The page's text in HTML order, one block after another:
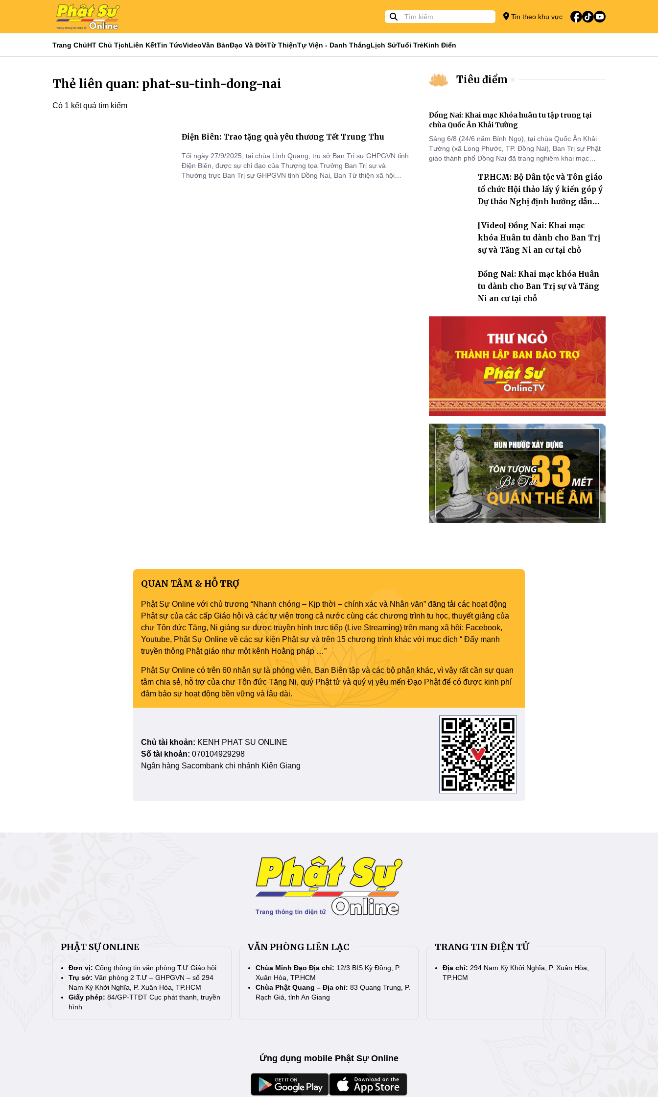
Tin theo khu vực
Trang ChủHT Chủ TịchLiên KếtTin TứcVideoVăn BảnĐạo Và ĐờiTừ ThiệnTự Viện - Danh ThắngLịch SửTuổi TrẻKinh Điển
Thẻ liên quan: phat-su-tinh-dong-nai
Có 1 kết quả tìm kiếm
Điện Biên: Trao tặng quà yêu thương Tết Trung Thu
Tối ngày 27/9/2025, tại chùa Linh Quang, trụ sở Ban Trị sự GHPGVN tỉnh
Điện Biên, được sự chỉ đạo của Thượng tọa Trưởng Ban Trị sự và
Thường trực Ban Trị sự GHPGVN tỉnh Đồng Nai, Ban Từ thiện xã hội
Tiêu điểm
Đồng Nai: Khai mạc Khóa huân tu tập trung tại
chùa Quốc Ân Khải Tường
Sáng 6/8 (24/6 năm Bính Ngọ), tại chùa Quốc Ân Khải
Tường (xã Long Phước, TP. Đồng Nai), Ban Trị sự Phật
giáo thành phố Đồng Nai đã trang nghiêm khai mạc
2570 dành cho chư Tăng hành giả an cư tại chỗ khu vực
VII, VIII và trường hạ chùa Quốc Ân Khải Tường.
TP.HCM: Bộ Dân tộc và Tôn giáo
tổ chức Hội thảo lấy ý kiến góp ý
Dự thảo Nghị định hướng dẫn
giáo
[Video] Đồng Nai: Khai mạc
khóa Huân tu dành cho Ban Trị
sự và Tăng Ni an cư tại chỗ
Đồng Nai: Khai mạc khóa Huân
tu dành cho Ban Trị sự và Tăng
Ni an cư tại chỗ
QUAN TÂM & HỖ TRỢ
Phật Sự Online với chủ trương “Nhanh chóng – Kịp thời – chính xác và Nhân văn” đăng tải các hoạt động
Phật sự của các cấp Giáo hội và các tự viện trong cả nước cùng các chương trình tu học, thuyết giảng của
chư Tôn đức Tăng, Ni giảng sư được truyền hình trực tiếp (Live Streaming) trên mạng xã hội: Facebook,
Youtube, Phật Sự Online về các sự kiện Phật sự và trên 15 chương trình khác với mục đích “ Đẩy mạnh
truyền thông Phật giáo như một kênh Hoằng pháp …”
Phật Sự Online có trên 60 nhân sự là phóng viên, Ban Biên tập và các bộ phận khác, vì vậy rất cần sự quan
tâm chia sẻ, hỗ trợ của chư Tôn đức Tăng Ni, quý Phật tử và quý vị yêu mến Đạo Phật để có được kinh phí
đảm bảo sự hoạt động bền vững và lâu dài.
Chủ tài khoản: KENH PHAT SU ONLINE
Số tài khoản: 070104929298
Ngân hàng Sacombank chi nhánh Kiên Giang
PHẬT SỰ ONLINE
Đơn vị: Cổng thông tin văn phòng T.Ư Giáo hội
Trụ sở: Văn phòng 2 T.Ư – GHPGVN – số 294
Nam Kỳ Khởi Nghĩa, P. Xuân Hòa, TP.HCM
Giấy phép: 84/GP-TTĐT Cục phát thanh, truyền
hình
VĂN PHÒNG LIÊN LẠC
Chùa Minh Đạo Địa chỉ: 12/3 BIS Kỳ Đồng, P.
Xuân Hòa, TP.HCM
Chùa Phật Quang – Địa chỉ: 83 Quang Trung, P.
Rạch Giá, tỉnh An Giang
TRANG TIN ĐIỆN TỬ
Địa chỉ: 294 Nam Kỳ Khởi Nghĩa, P. Xuân Hòa,
TP.HCM
Ứng dụng mobile Phật Sự Online